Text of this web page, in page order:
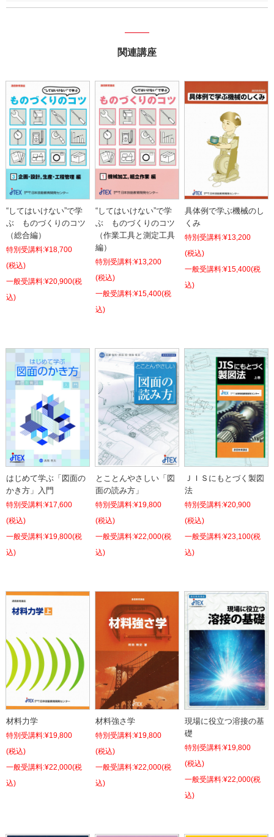
関連講座
“してはいけない”で学
ぶ ものづくりのコツ
（総合編）
特別受講料:¥18,700
(税込)
¥20,900(税
込)
“してはいけない”で学
ぶ ものづくりのコツ
（作業工具と測定工具
編）
特別受講料:¥13,200
(税込)
¥15,400(税
込)
具体例で学ぶ機械のし
くみ
特別受講料:¥13,200
(税込)
¥15,400(税
込)
はじめて学ぶ「図面の
かき方」入門
特別受講料:¥17,600
(税込)
¥19,800(税
込)
とことんやさしい「図
面の読み方」
特別受講料:¥19,800
(税込)
¥22,000(税
込)
ＪＩＳにもとづく製図
法
特別受講料:¥20,900
(税込)
¥23,100(税
込)
材料力学
特別受講料:¥19,800
(税込)
¥22,000(税
込)
材料強さ学
特別受講料:¥19,800
(税込)
¥22,000(税
込)
現場に役立つ溶接の基
礎
特別受講料:¥19,800
(税込)
¥22,000(税
込)